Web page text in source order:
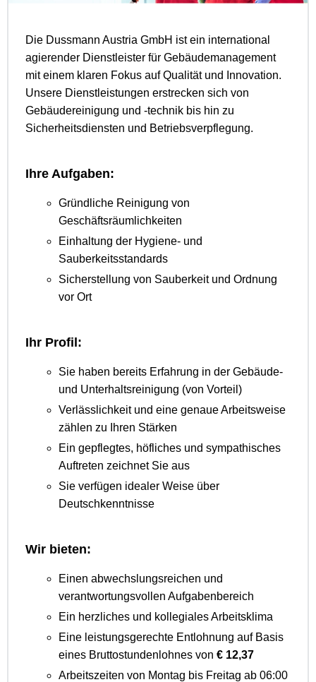
Die Dussmann Austria GmbH ist ein international
agierender Dienstleister für Gebäudemanagement
mit einem klaren Fokus auf Qualität und Innovation.
Unsere Dienstleistungen erstrecken sich von
Gebäudereinigung und -technik bis hin zu
Sicherheitsdiensten und Betriebsverpflegung.
Ihre Aufgaben:
Gründliche Reinigung von
Geschäftsräumlichkeiten
Einhaltung der Hygiene- und
Sauberkeitsstandards
Sicherstellung von Sauberkeit und Ordnung
vor Ort
Ihr Profil:
Sie haben bereits Erfahrung in der Gebäude-
und Unterhaltsreinigung (von Vorteil)
Verlässlichkeit und eine genaue Arbeitsweise
zählen zu Ihren Stärken
Ein gepflegtes, höfliches und sympathisches
Auftreten zeichnet Sie aus
Sie verfügen idealer Weise über
Deutschkenntnisse
Wir bieten:
Einen abwechslungsreichen und
verantwortungsvollen Aufgabenbereich
Ein herzliches und kollegiales Arbeitsklima
Eine leistungsgerechte Entlohnung auf Basis
eines Bruttostundenlohnes von € 12,37
Arbeitszeiten von Montag bis Freitag ab 06:00